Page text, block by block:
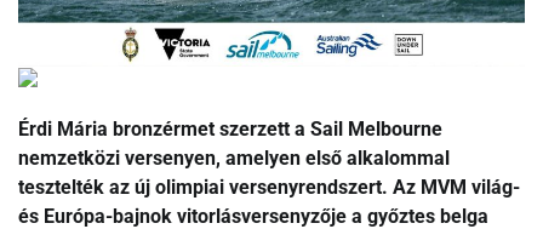
Érdi Mária bronzérmet szerzett a Sail Melbourne
nemzetközi versenyen, amelyen első alkalommal
tesztelték az új olimpiai versenyrendszert. Az MVM világ-
és Európa-bajnok vitorlásversenyzője a győztes belga